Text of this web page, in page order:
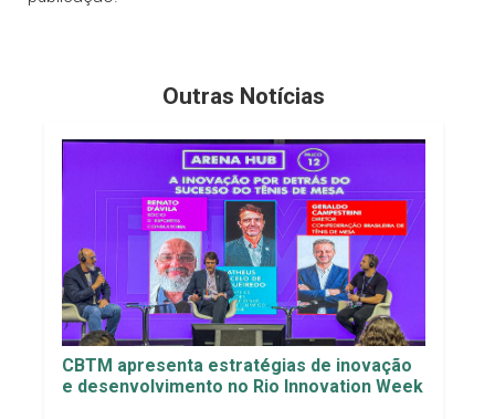
Outras Notícias
CBTM apresenta estratégias de inovação
e desenvolvimento no Rio Innovation Week